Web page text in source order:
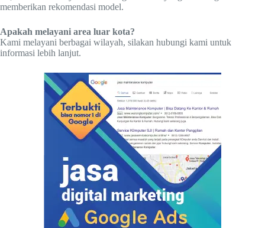
memberikan rekomendasi model.
Apakah melayani area luar kota?
Kami melayani berbagai wilayah, silakan hubungi kami untuk
informasi lebih lanjut.